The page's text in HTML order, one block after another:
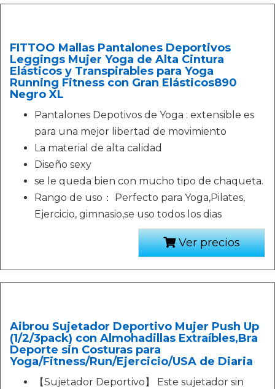
FITTOO Mallas Pantalones Deportivos
Leggings Mujer Yoga de Alta Cintura
Elásticos y Transpirables para Yoga
Running Fitness con Gran Elásticos890
Negro XL
Pantalones Depotivos de Yoga : extensible es
para una mejor libertad de movimiento
La material de alta calidad
Diseño sexy
se le queda bien con mucho tipo de chaqueta.
Rango de uso： Perfecto para Yoga,Pilates,
Ejercicio, gimnasio,se uso todos los dias
Ver precios
Aibrou Sujetador Deportivo Mujer Push Up
(1/2/3pack) con Almohadillas Extraíbles,Bra
Deporte sin Costuras para
Yoga/Fitness/Run/Ejercicio/USA de Diaria
【Sujetador Deportivo】 Este sujetador sin